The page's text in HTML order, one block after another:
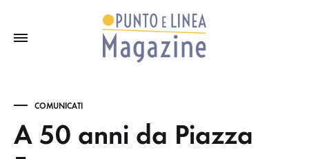
COMUNICATI
A 50 anni da Piazza